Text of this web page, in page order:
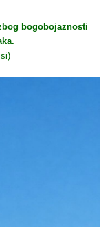
bogobojaznosti